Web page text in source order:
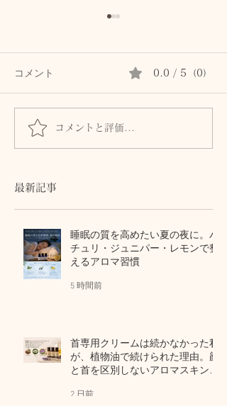
セラピストこそ、自律神
経が乱れやすい？
コメント 0.0 / 5（0）
コメントと評価...
最新記事
睡眠の質を高めたい夏の夜に。パ
チュリ・ジュニパー・レモンで整
えるアロマ習慣
5 時間前
首専用クリームは続かなかった私
が、植物油で続けられた理由。顔
と首を区別しないアロマスキンケ
2 日前